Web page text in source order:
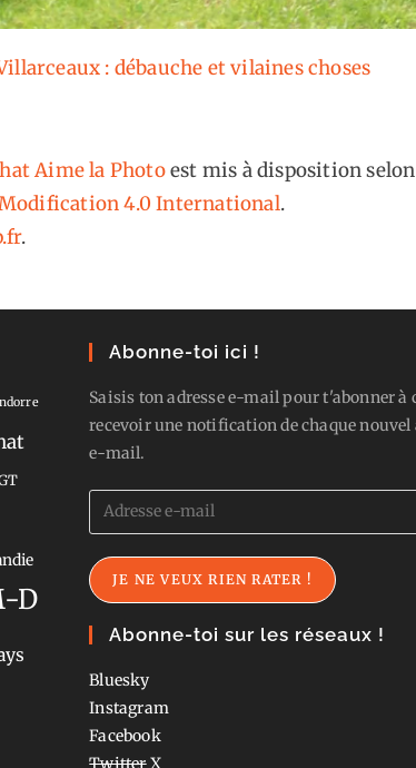
: débauche et vilaines choses
Aime la Photoest mis à disposition
4.0 International.
.
D
Abonne-toi ici !
Saisis ton adresse e-mail pour t'abonner à
recevoir une notification de chaque
e-mail.
Adresse
e-
mail
JE NE VEUX RIEN RATER !
Abonne-toi sur les réseaux !
Bluesky
Instagram
Facebook
TwitterX